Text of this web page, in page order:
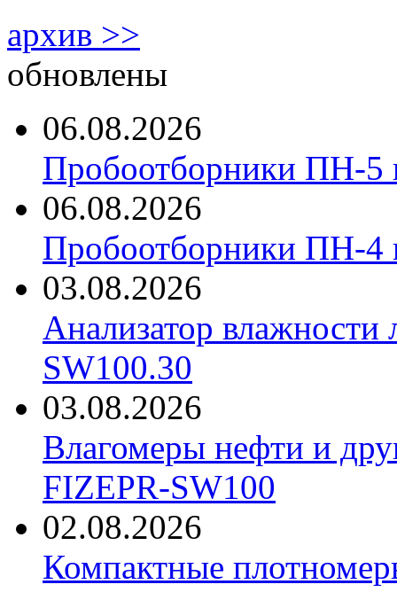
архив >>
обновлены
06.08.2026
Пробоотборники ПН-
06.08.2026
Пробоотборники ПН-
03.08.2026
Анализатор
SW100.30
03.08.2026
Влагомеры нефти и
FIZEPR-SW100
02.08.2026
Компактные